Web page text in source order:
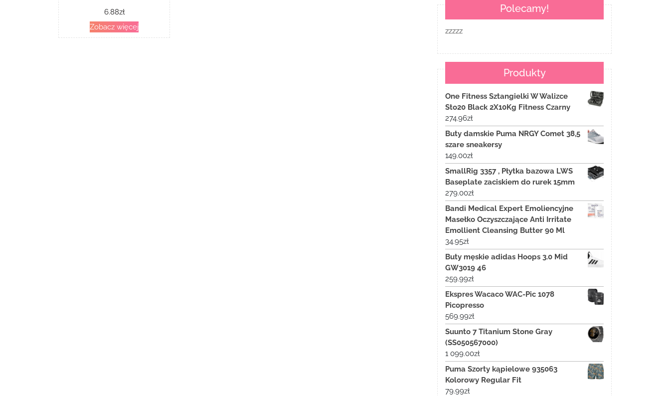
6.88zł
Zobacz więcej
Polecamy!
zzzzz
Produkty
One Fitness Sztangielki W Walizce
Sto20 Black 2X10Kg Fitness Czarny
274.96zł
Buty damskie Puma NRGY Comet 38,5
szare sneakersy
149.00zł
SmallRig 3357 , Płytka bazowa LWS
Baseplate zaciskiem do rurek 15mm
279.00zł
Bandi Medical Expert Emoliencyjne
Masełko Oczyszczające Anti Irritate
Emollient Cleansing Butter 90 Ml
34.95zł
Buty męskie adidas Hoops 3.0 Mid
GW3019 46
259.99zł
Ekspres Wacaco WAC-Pic 1078
Picopresso
569.99zł
Suunto 7 Titanium Stone Gray
(SS050567000)
1 099.00zł
Puma Szorty kąpielowe 935063
Kolorowy Regular Fit
79.99zł